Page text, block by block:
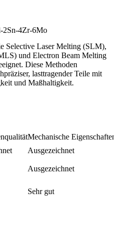
2Sn-4Zr-6Mo
Selective Laser Melting (SLM),
und Electron Beam Melting
Diese Methoden
lasttragender Teile mit
und Maßhaltigkeit.
Mechanische Eigenschaften
Ausgezeichnet
Ausgezeichnet
Sehr gut